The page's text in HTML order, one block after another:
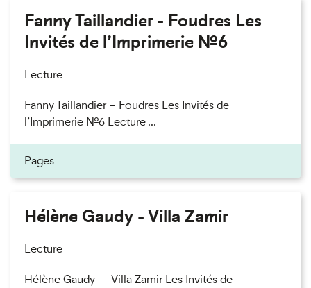
Fanny Taillandier - Foudres Les
Invités de l’Imprimerie n°6
Lecture
Fanny Taillandier – Foudres Les Invités de
l’Imprimerie n°6 Lecture ...
Pages
Hélène Gaudy - Villa Zamir
Lecture
Hélène Gaudy — Villa Zamir Les Invités de